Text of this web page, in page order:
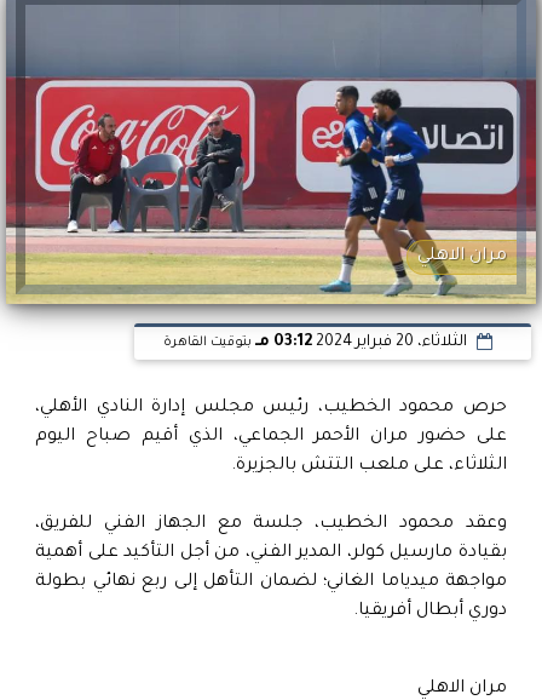
مران الاهلي
الثلاثاء، 20 فبراير 2024 03:12 مـ بتوقيت القاهرة
حرص محمود الخطيب، رئيس مجلس إدارة النادي الأهلي،
على حضور مران الأحمر الجماعي، الذي أقيم صباح اليوم
الثلاثاء، على ملعب التتش بالجزيرة.
وعقد محمود الخطيب، جلسة مع الجهاز الفني للفريق،
بقيادة مارسيل كولر، المدير الفني، من أجل التأكيد على أهمية
مواجهة ميدياما الغاني؛ لضمان التأهل إلى ربع نهائي بطولة
دوري أبطال أفريقيا.
مران الاهلي